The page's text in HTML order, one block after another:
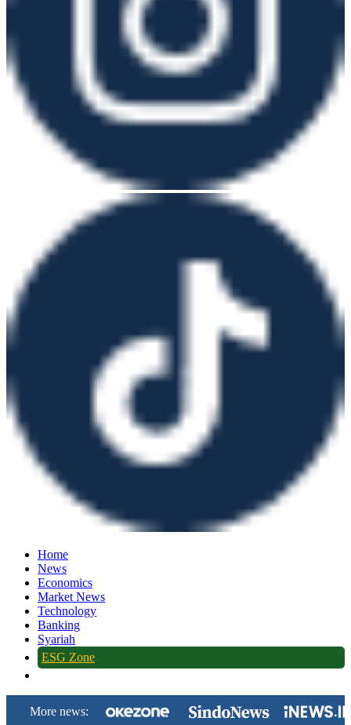
Home
News
Economics
Market News
Technology
Banking
Syariah
ESG Zone
More news: